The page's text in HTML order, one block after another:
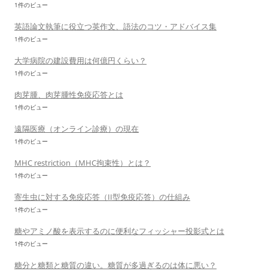
1件のビュー
英語論文執筆に役立つ英作文、語法のコツ・アドバイス集
1件のビュー
大学病院の建設費用は何億円くらい？
1件のビュー
肉芽腫、肉芽腫性免疫応答とは
1件のビュー
遠隔医療（オンライン診療）の現在
1件のビュー
MHC restriction（MHC拘束性）とは？
1件のビュー
寄生虫に対する免疫応答（II型免疫応答）の仕組み
1件のビュー
糖やアミノ酸を表示するのに便利なフィッシャー投影式とは
1件のビュー
糖分と糖類と糖質の違い。糖質が多過ぎるのは体に悪い？